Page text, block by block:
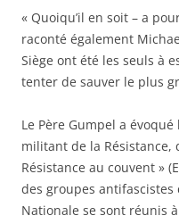
« Quoiqu’il en soit – a
raconté également
Siège ont été les seuls à
tenter de sauver le plus
Le Père Gumpel a évoqué
militant de la Résistance,
Résistance au couvent »
des groupes
Nationale se sont réunis